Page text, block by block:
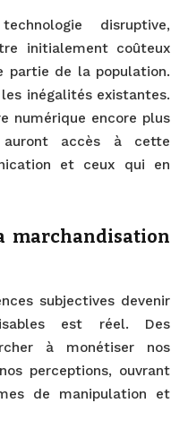
disruptive,
initialement coûteux
partie de la population.
inégalités existantes.
numérique encore plus
accès à cette
et ceux qui en
marchandisation
subjectives devenir
est réel. Des
à monétiser nos
perceptions, ouvrant
de manipulation et